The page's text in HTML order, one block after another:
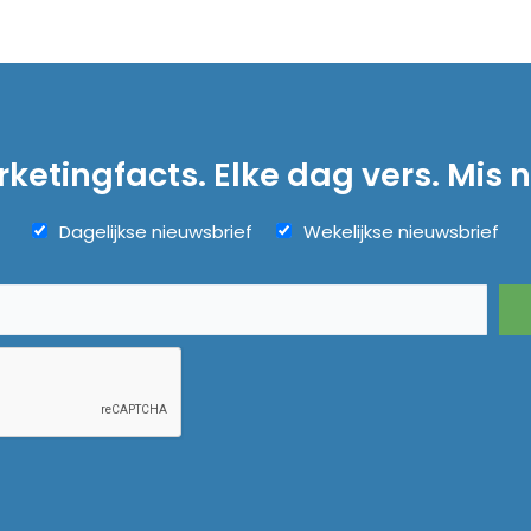
Elke dag vers. Mis
Dagelijkse nieuwsbrief Wekelijkse nieuwsbrief